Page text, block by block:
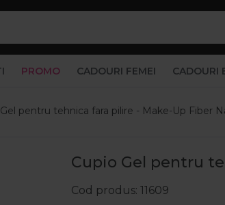
PROMO CADOURI FEMEI CADOURI
pentru tehnica fara pilire - Make-Up Fiber
Cupio Gel pentru
Cod produs 11609